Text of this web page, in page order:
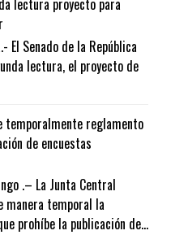
lectura proyecto para
El Senado de la República
lectura, el proyecto de
temporalmente reglamento
de encuestas
.– La Junta Central
manera temporal la
prohíbe la publicación de...